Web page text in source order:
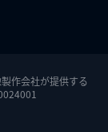
作会社が提供する